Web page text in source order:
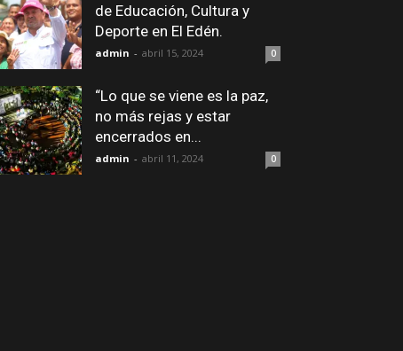
de Educación, Cultura y
Deporte en El Edén.
admin - abril 15, 2024 0
“Lo que se viene es la paz,
no más rejas y estar
encerrados en...
admin - abril 11, 2024 0